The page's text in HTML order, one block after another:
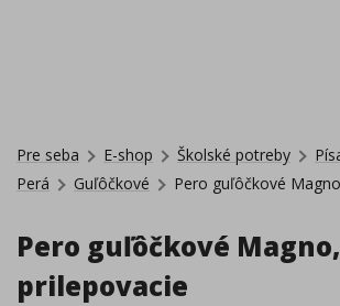
Pre seba E-shop Školské potreby
Perá
Guľôčkové Pero guľôčkové
Pero guľôčkové Magno,
prilepovacie